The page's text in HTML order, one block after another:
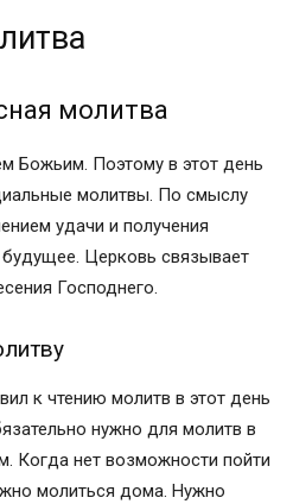
детей
воскресной
день с этой сильной
и сохранит Вас!
каждый день недели
читают на службе в
молитва
Божьим. Поэтому в этот день
молитвы. По смыслу
удачи и получения
Церковь связывает
Господнего.
к чтению молитв в этот день
нужно для молитв в
Когда нет возможности пойти
молиться дома. Нужно